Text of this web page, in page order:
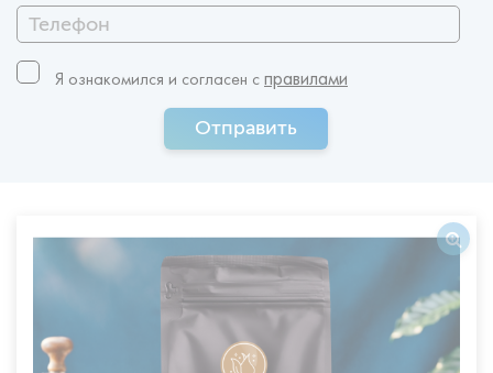
Отправить
Я ознакомился и согласен c